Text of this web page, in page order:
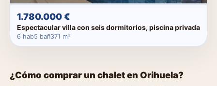
1.780.000 €
Espectacular villa con seis dormitorios, piscina privada
6 hab5 bañ371 m²
¿Cómo comprar un chalet en Orihuela?